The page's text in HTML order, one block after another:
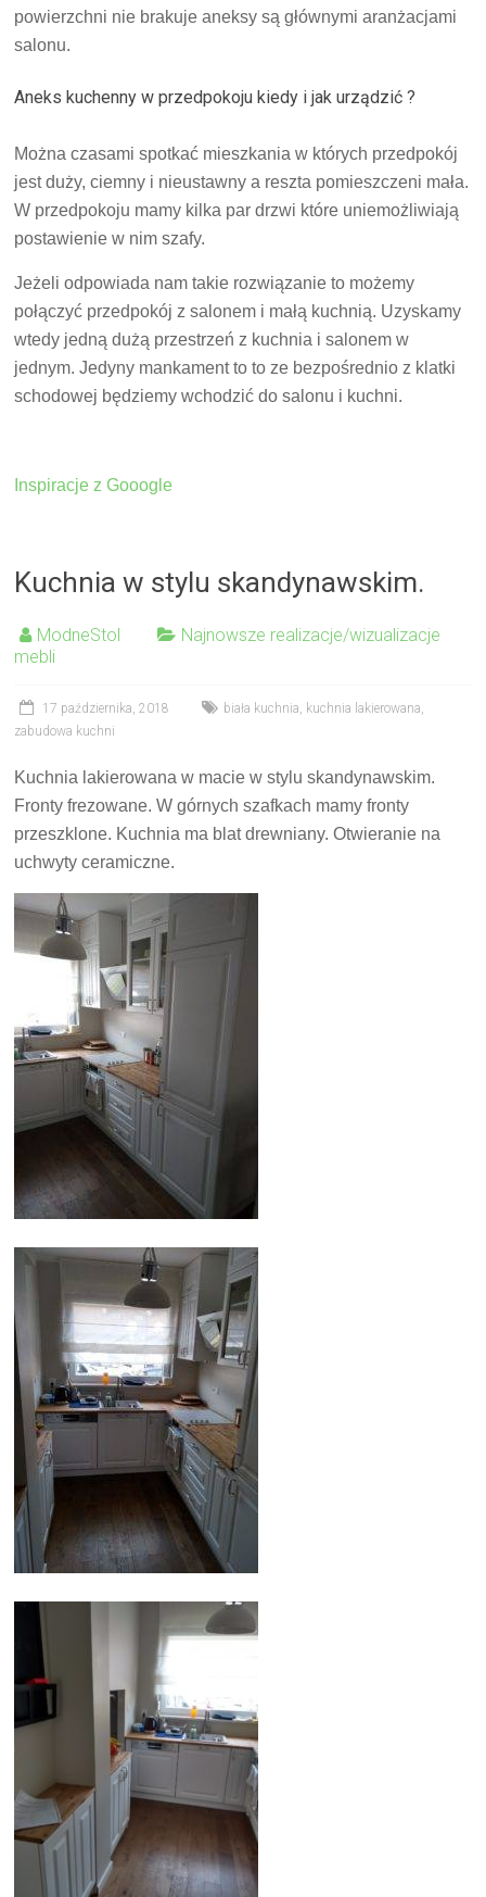
powierzchni nie brakuje aneksy są głównymi aranżacjami
salonu.
Aneks kuchenny w przedpokoju kiedy i jak urządzić ?
Można czasami spotkać mieszkania w których przedpokój
jest duży, ciemny i nieustawny a reszta pomieszczeni mała.
W przedpokoju mamy kilka par drzwi które uniemożliwiają
postawienie w nim szafy.
Jeżeli odpowiada nam takie rozwiązanie to możemy
połączyć przedpokój z salonem i małą kuchnią. Uzyskamy
wtedy jedną dużą przestrzeń z kuchnia i salonem w
jednym. Jedyny mankament to to ze bezpośrednio z klatki
schodowej będziemy wchodzić do salonu i kuchni.
Inspiracje z Gooogle
Kuchnia w stylu skandynawskim.
ModneStol
Najnowsze realizacje/wizualizacje
mebli
17 października, 2018 biała kuchnia, kuchnia lakierowana,
zabudowa kuchni
Kuchnia lakierowana w macie w stylu skandynawskim.
Fronty frezowane. W górnych szafkach mamy fronty
przeszklone. Kuchnia ma blat drewniany. Otwieranie na
uchwyty ceramiczne.